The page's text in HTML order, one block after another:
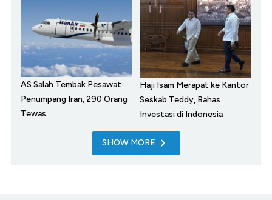
AS Salah Tembak Pesawat
Penumpang Iran, 290 Orang
Tewas
Haji Isam Merapat ke Kantor
Seskab Teddy, Bahas
Investasi di Indonesia
SHOW MORE